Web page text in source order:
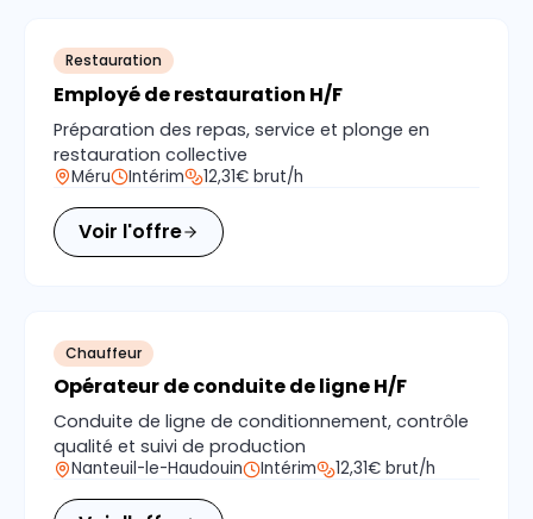
Restauration
Employé de restauration H/F
Préparation des repas, service et plonge en
restauration collective
Méru Intérim 12,31€ brut/h
Voir l'offre
Chauffeur
Opérateur de conduite de ligne H/F
Conduite de ligne de conditionnement, contrôle
qualité et suivi de production
Nanteuil-le-Haudouin Intérim 12,31€ brut/h